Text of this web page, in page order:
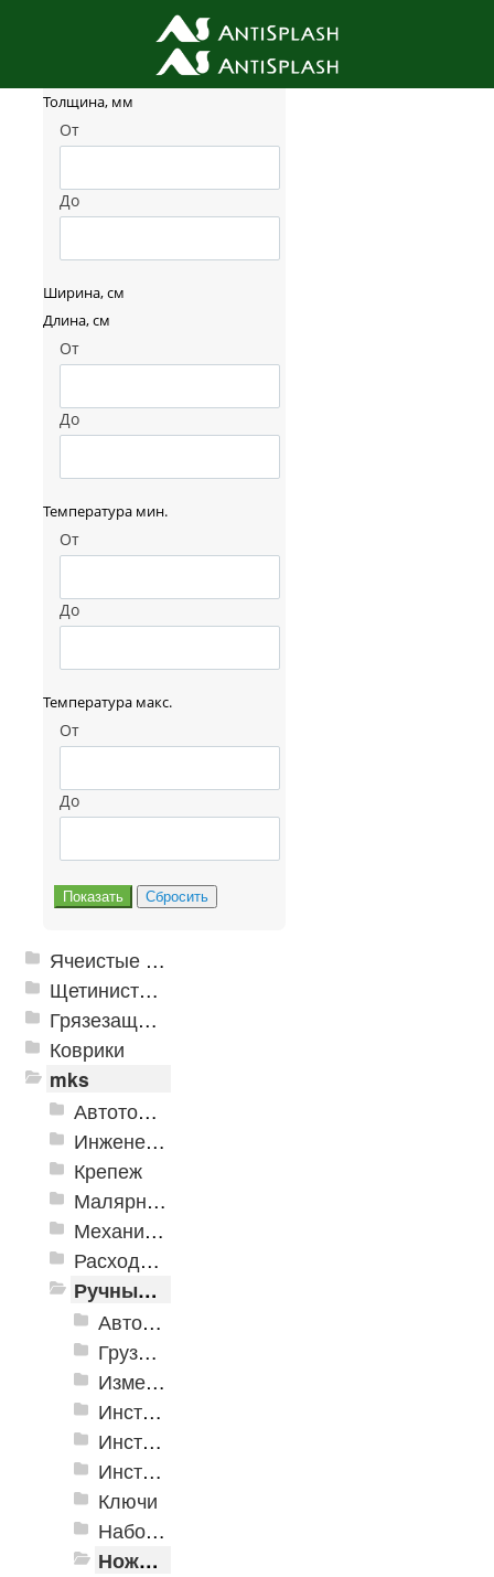
Фильтр товаров
Толщина, мм
От
До
Ширина, см
Длина, см
От
До
Температура мин.
От
До
Температура макс.
От
До
Ячеистые грязезащитные покрытия
Щетинистые покрытия
Грязезащитные, влаговпитывающие покрытия
Коврики
mks
Автотовары
Инженерная сантехника и инструменты
Крепеж
Малярно-штукатурные инструменты
Механизированные инструменты
Расходные инструменты
Ручные инструменты
Автомобильные инструменты
Грузоподъёмное оборудование
Измерительные инструменты
Инструмент для крепления листовых материалов
Инструменты для крепления листовых материалов
Инструменты по кафелю и стеклу
Ключи
Наборы инструмента
Ножи технические